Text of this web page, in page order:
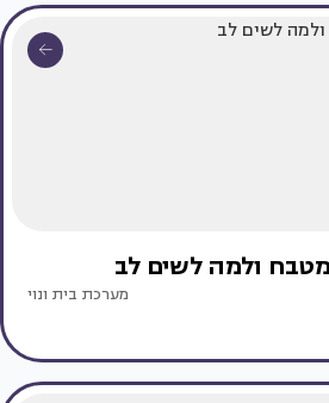
ולמה לשים לב
מערכת בית ונוי